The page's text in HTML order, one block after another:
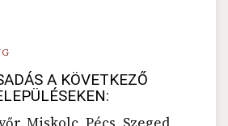
A KÖVETKEZŐ